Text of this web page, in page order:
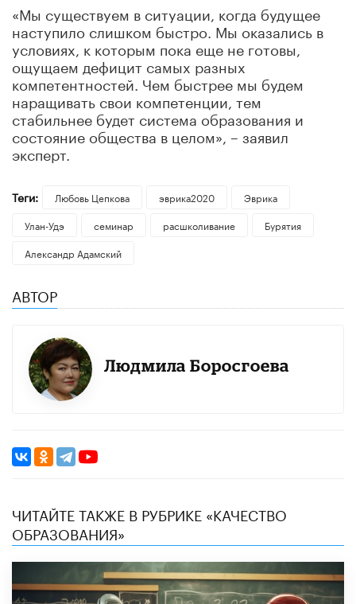
«Мы существуем в ситуации, когда будущее
наступило слишком быстро. Мы оказались в
условиях, к которым пока еще не готовы,
ощущаем дефицит самых разных
компетентностей. Чем быстрее мы будем
наращивать свои компетенции, тем
стабильнее будет система образования и
состояние общества в целом», – заявил
эксперт.
Теги: Любовь Цепкова эврика2020
Эврика
Улан-Удэ
семинар расшколивание
Бурятия
Александр Адамский
АВТОР
Людмила Боросгоева
ЧИТАЙТЕ ТАКЖЕ В РУБРИКЕ «КАЧЕСТВО
ОБРАЗОВАНИЯ»